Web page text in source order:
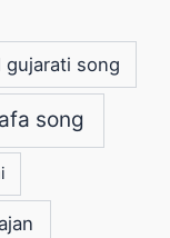
gujarati song
song